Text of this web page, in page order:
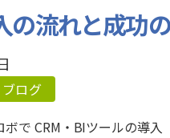
の流れと成功
ブログ
で CRM・BIツールの導入